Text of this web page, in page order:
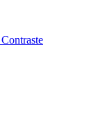
Contraste